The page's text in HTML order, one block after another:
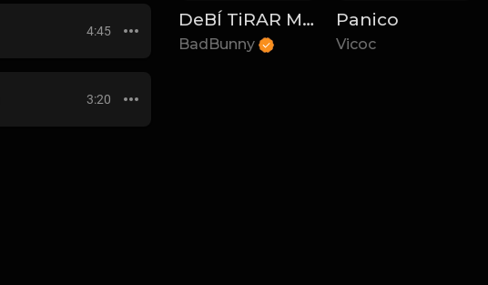
4:45
3:20
DeBÍ TiRAR MáS FOToS
BadBunny
Panico
Vicoc